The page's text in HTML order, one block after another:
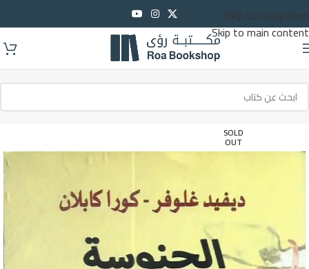
Skip to navigation
Skip to main content
SOLD
OUT